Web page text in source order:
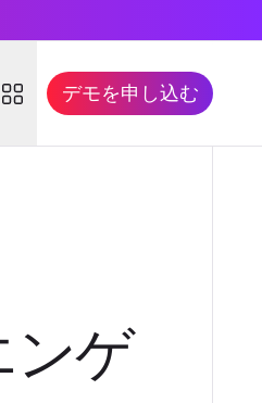
デモを申し込む
ンゲ